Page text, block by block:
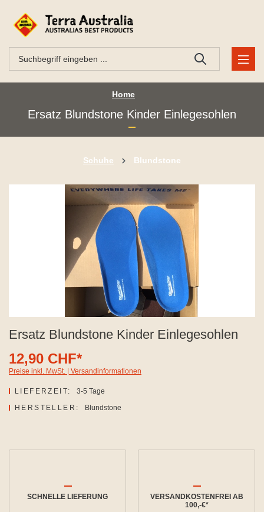
Home
Ersatz Blundstone Kinder Einlegesohlen
Schuhe Blundstone
Ersatz Blundstone Kinder Einlegesohlen
12,90 CHF*
Preise inkl. MwSt. | Versandinformationen
LIEFERZEIT:
3-5 Tage
HERSTELLER:
Blundstone
SCHNELLE LIEFERUNG
VERSANDKOSTENFREI AB
100,-€*